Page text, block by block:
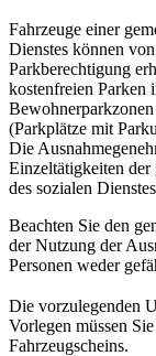
Fahrzeuge einer
Dienstes können
Parkberechtigung
kostenfreien Parken
(Parkplätze mit
Die
Einzeltätigkeiten
des sozialen
Beachten Sie den
der Nutzung der
Personen weder
Die vorzulegenden
Vorlegen müssen
Fahrzeugscheins.